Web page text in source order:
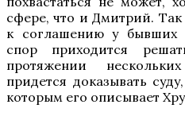
сфере, что и Дмитрий.
к соглашению у бывших
спор приходится
протяжении
придется доказывать
которым его описывает